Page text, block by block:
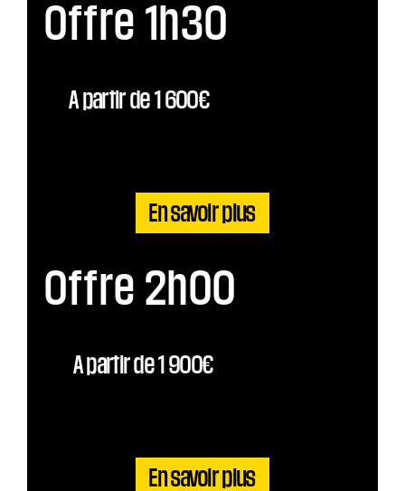
Offre 1h30
A partir de 1 600€
En savoir plus
Offre 2h00
A partir de 1 900€
En savoir plus